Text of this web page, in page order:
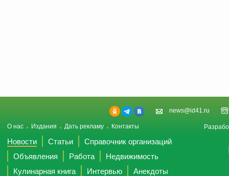
news@id41.ru
О нас Издания Дать рекламу Контакты
Новости Статьи
Справочник организаций
Объявления
Работа
Недвижимость
Кулинарная книга
Интервью
Анекдоты